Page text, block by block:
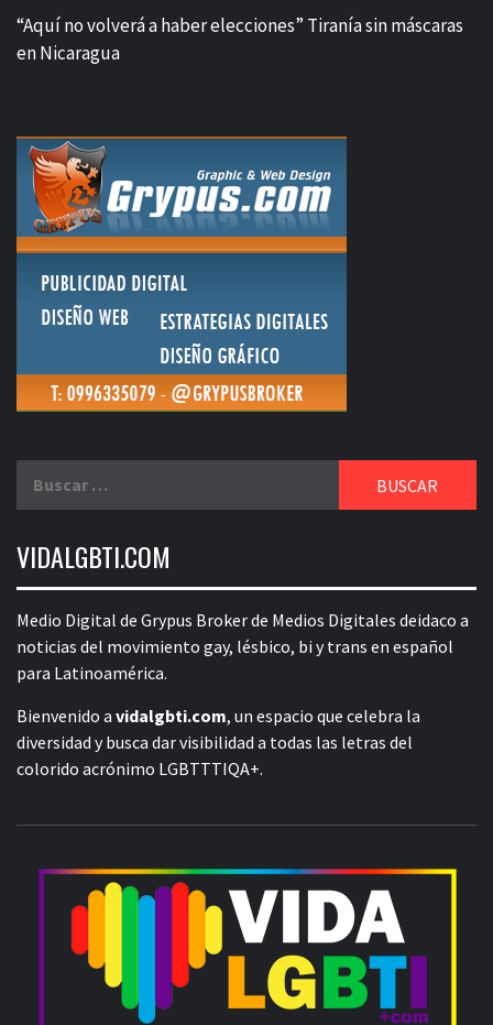
“Aquí no volverá a haber elecciones” Tiranía sin máscaras
en Nicaragua
VIDALGBTI.COM
Medio Digital de Grypus Broker de Medios Digitales deidaco a
noticias del movimiento gay, lésbico, bi y trans en español
para Latinoamérica.
Bienvenido a vidalgbti.com, un espacio que celebra la
diversidad y busca dar visibilidad a todas las letras del
colorido acrónimo LGBTTTIQA+.